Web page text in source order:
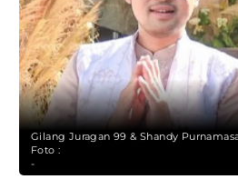
Gilang Juragan 99 & Shandy
Foto :
-